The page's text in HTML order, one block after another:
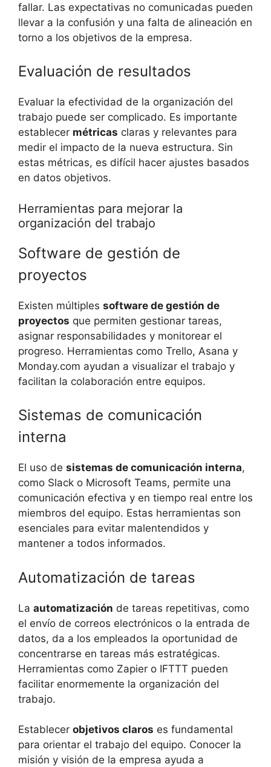
fallar. Las expectativas no comunicadas pueden
llevar a la confusión y una falta de alineación en
torno a los objetivos de la empresa.
Evaluación de resultados
Evaluar la efectividad de la organización del
trabajo puede ser complicado. Es importante
establecer métricas claras y relevantes para
medir el impacto de la nueva estructura. Sin
estas métricas, es difícil hacer ajustes basados
en datos objetivos.
Herramientas para mejorar la
organización del trabajo
Software de gestión de
proyectos
Existen múltiples software de gestión de
proyectos que permiten gestionar tareas,
asignar responsabilidades y monitorear el
progreso. Herramientas como Trello, Asana y
Monday.com ayudan a visualizar el trabajo y
facilitan la colaboración entre equipos.
Sistemas de comunicación
interna
El uso de sistemas de comunicación interna,
como Slack o Microsoft Teams, permite una
comunicación efectiva y en tiempo real entre los
miembros del equipo. Estas herramientas son
esenciales para evitar malentendidos y
mantener a todos informados.
Automatización de tareas
La automatización de tareas repetitivas, como
el envío de correos electrónicos o la entrada de
datos, da a los empleados la oportunidad de
concentrarse en tareas más estratégicas.
Herramientas como Zapier o IFTTT pueden
facilitar enormemente la organización del
trabajo.
Establecer objetivos claros es fundamental
para orientar el trabajo del equipo. Conocer la
misión y visión de la empresa ayuda a